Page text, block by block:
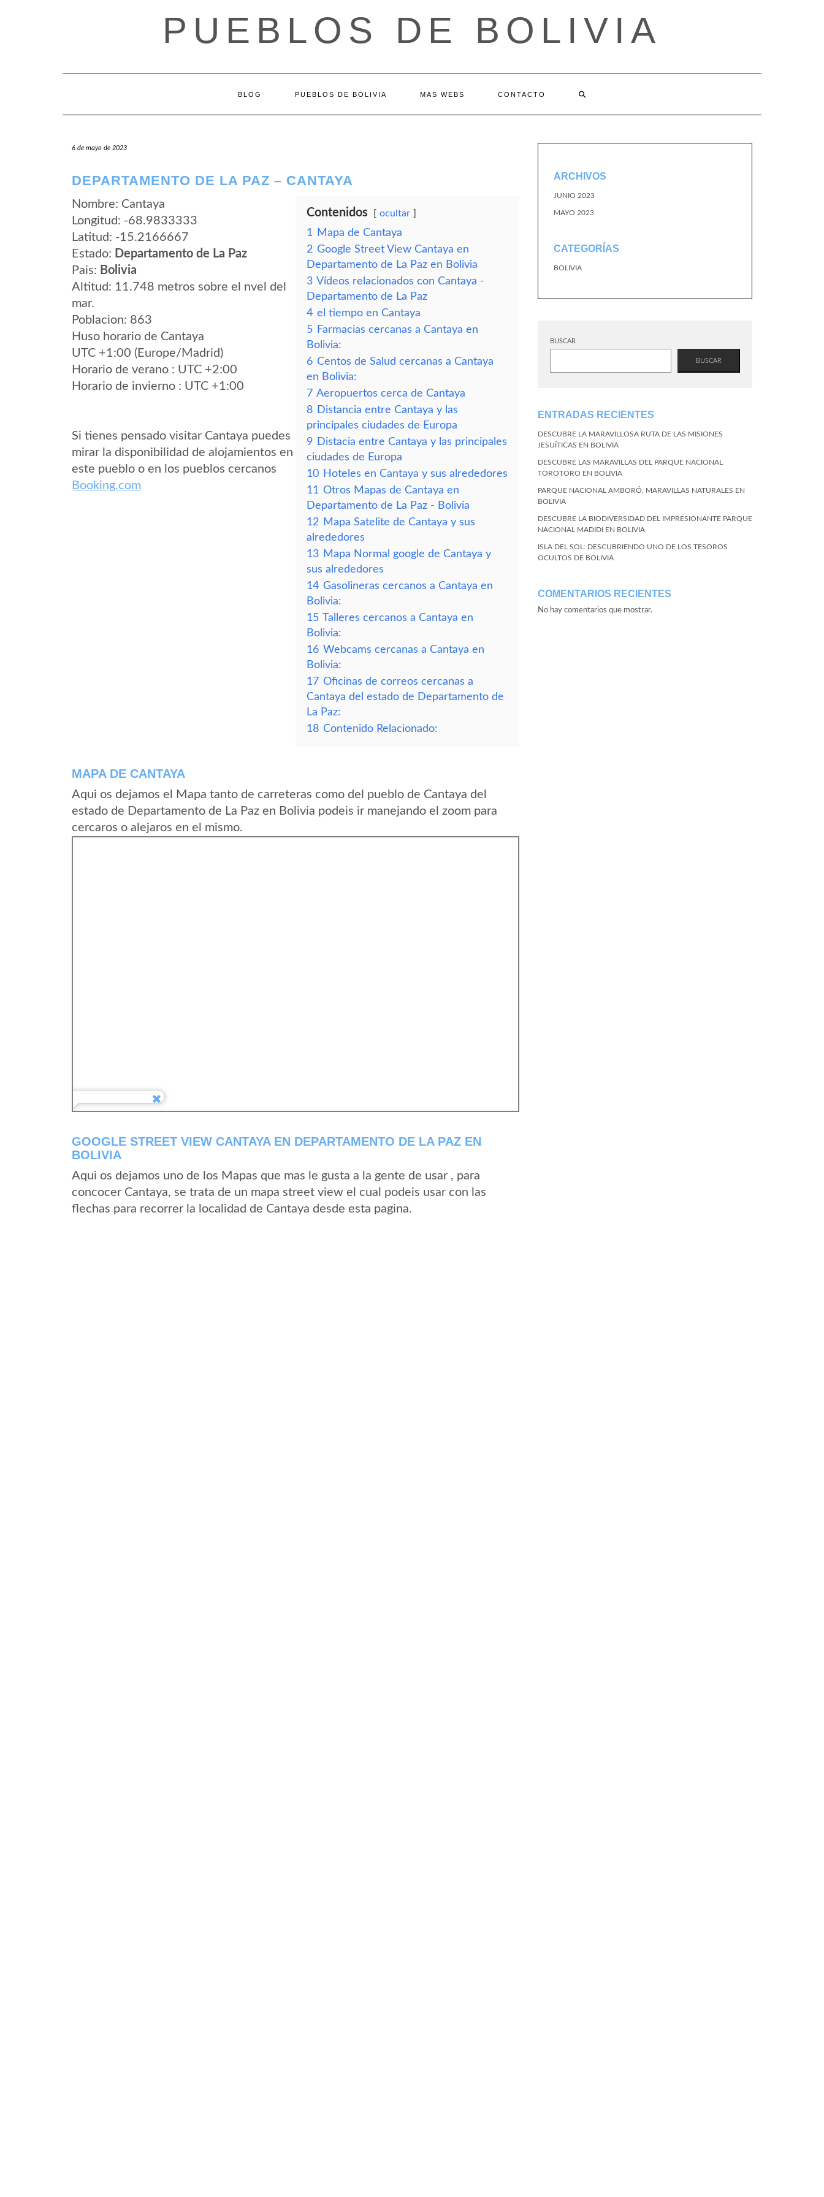
PUEBLOS DE BOLIVIA
BLOG PUEBLOS DE BOLIVIA MAS WEBS CONTACTO
6 de mayo de 2023
DEPARTAMENTO DE LA PAZ – CANTAYA
Nombre: Cantaya
Longitud: -68.9833333
Latitud: -15.2166667
Estado: Departamento de La Paz
Pais: Bolivia
Altitud: 11.748 metros sobre el nvel del
mar.
Poblacion: 863
Huso horario de Cantaya
UTC +1:00 (Europe/Madrid)
Horario de verano : UTC +2:00
Horario de invierno : UTC +1:00
Si tienes pensado visitar Cantaya puedes
mirar la disponibilidad de alojamientos en
este pueblo o en los pueblos cercanos
Booking.com
Contenidos ocultar
1
Mapa de Cantaya
2 Google Street View Cantaya en
Departamento de La Paz en Bolivia
3 Vídeos relacionados con Cantaya -
Departamento de La Paz
4 el tiempo en Cantaya
5 Farmacias cercanas a Cantaya en
Bolivia:
6 Centos de Salud cercanas a Cantaya
en Bolivia:
7 Aeropuertos cerca de Cantaya
8 Distancia entre Cantaya y las
principales ciudades de Europa
9 Distacia entre Cantaya y las principales
ciudades de Europa
10 Hoteles en Cantaya y sus alrededores
11 Otros Mapas de Cantaya en
Departamento de La Paz - Bolivia
12 Mapa Satelite de Cantaya y sus
alrededores
13 Mapa Normal google de Cantaya y
sus alrededores
14 Gasolineras cercanos a Cantaya en
Bolivia:
15 Talleres cercanos a Cantaya en
Bolivia:
16 Webcams cercanas a Cantaya en
Bolivia:
17 Oficinas de correos cercanas a
Cantaya del estado de Departamento de
La Paz:
18 Contenido Relacionado:
MAPA DE CANTAYA
Aqui os dejamos el Mapa tanto de carreteras como del pueblo de Cantaya del
estado de Departamento de La Paz en Bolivia podeis ir manejando el zoom para
cercaros o alejaros en el mismo.
GOOGLE STREET VIEW CANTAYA EN DEPARTAMENTO DE LA PAZ EN
BOLIVIA
Aqui os dejamos uno de los Mapas que mas le gusta a la gente de usar , para
concocer Cantaya, se trata de un mapa street view el cual podeis usar con las
flechas para recorrer la localidad de Cantaya desde esta pagina.
ARCHIVOS
JUNIO 2023
MAYO 2023
CATEGORÍAS
BOLIVIA
BUSCAR
BUSCAR
ENTRADAS RECIENTES
DESCUBRE LA MARAVILLOSA RUTA DE LAS MISIONES
JESUÍTICAS EN BOLIVIA
DESCUBRE LAS MARAVILLAS DEL PARQUE NACIONAL
TOROTORO EN BOLIVIA
PARQUE NACIONAL AMBORÓ, MARAVILLAS NATURALES EN
BOLIVIA
DESCUBRE LA BIODIVERSIDAD DEL IMPRESIONANTE PARQUE
NACIONAL MADIDI EN BOLIVIA
ISLA DEL SOL: DESCUBRIENDO UNO DE LOS TESOROS
OCULTOS DE BOLIVIA
COMENTARIOS RECIENTES
No hay comentarios que mostrar.